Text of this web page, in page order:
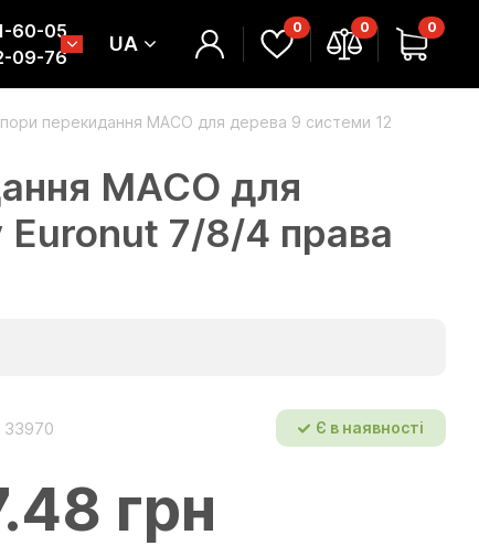
60-05
09-76
UA
0 0 0
перекидання МАСО для дерева 9 системи 12
МАСО для
7/8/4 права
33970 Є в наявності
грн